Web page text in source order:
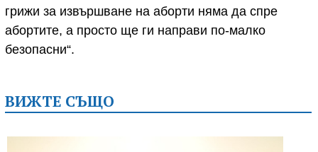
грижи за извършване на аборти няма да спре
абортите, а просто ще ги направи по-малко
безопасни“.
ВИЖТЕ СЪЩО